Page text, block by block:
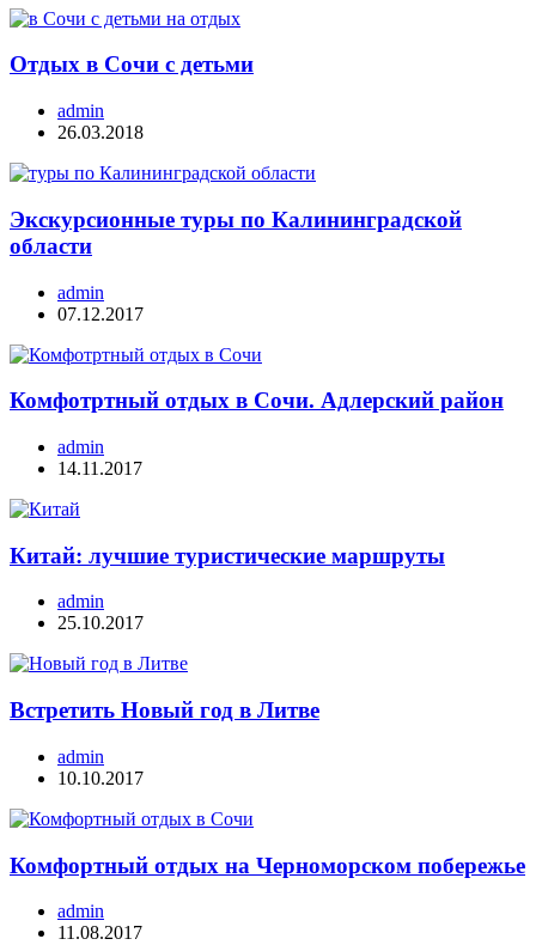
Отдых в Сочи с детьми
admin
26.03.2018
Экскурсионные туры по Калининградской
области
admin
07.12.2017
Комфотртный отдых в Сочи. Адлерский район
admin
14.11.2017
Китай: лучшие туристические маршруты
admin
25.10.2017
Встретить Новый год в Литве
admin
10.10.2017
Комфортный отдых на Черноморском побережье
admin
11.08.2017